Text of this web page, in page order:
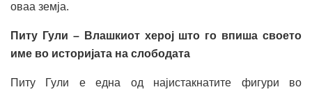
оваа земја.
Питу Гули – Влашкиот херој што го впиша своето
име во историјата на слободата
Питу Гули е една од најистакнатите фигури во